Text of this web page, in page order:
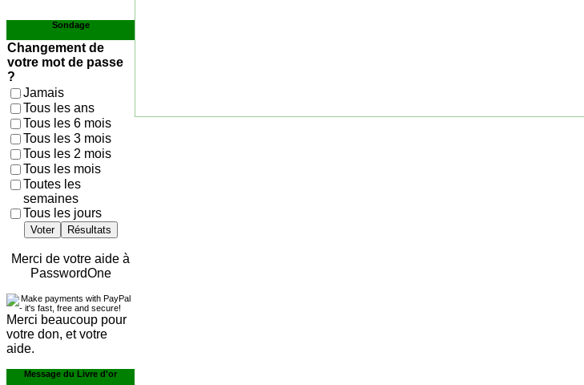
Sondage
Changement de
votre mot de passe
?
Jamais
Tous les ans
Tous les 6 mois
Tous les 3 mois
Tous les 2 mois
Tous les mois
Toutes les
semaines
Tous les jours
Voter Résultats
Merci de votre aide à
PasswordOne
Merci beaucoup pour
votre don, et votre
aide.
Message du Livre d'or